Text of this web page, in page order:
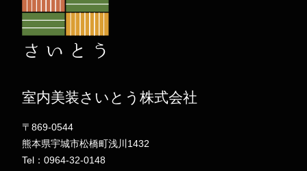
室内美装さいとう株式会社
〒869-0544
熊本県宇城市松橋町浅川1432
Tel：0964-32-0148